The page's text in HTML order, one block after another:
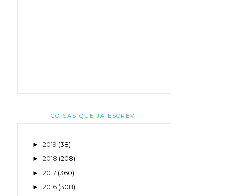
COISAS QUE JÁ ESCREVI
► 2019 (38)
► 2018 (208)
► 2017 (360)
► 2016 (308)